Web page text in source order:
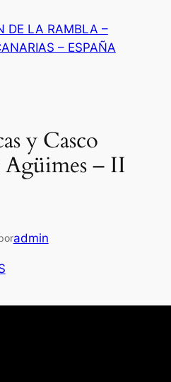
DE LA RAMBLA –
– ESPAÑA
y Casco
– II
admin